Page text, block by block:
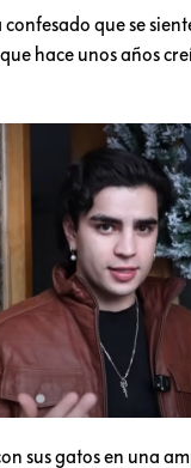
que se
hace unos años
sus gatos en una